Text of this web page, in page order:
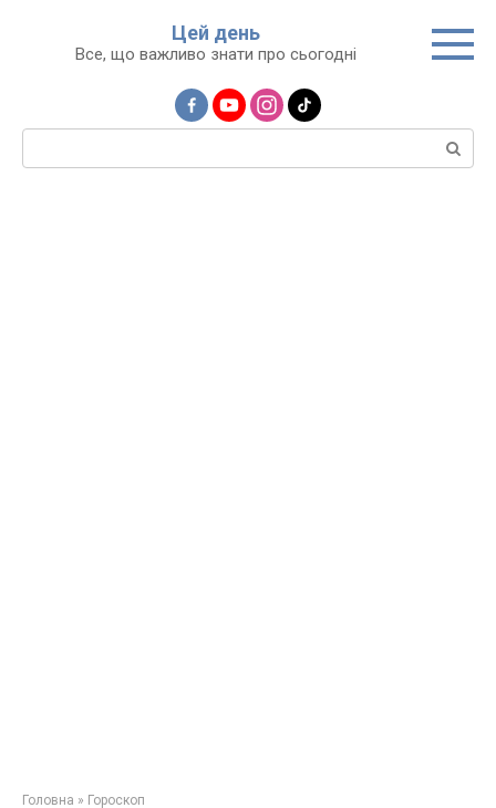
Цей день
Все, що важливо знати про сьогодні
Пошук:
Головна » Гороскоп